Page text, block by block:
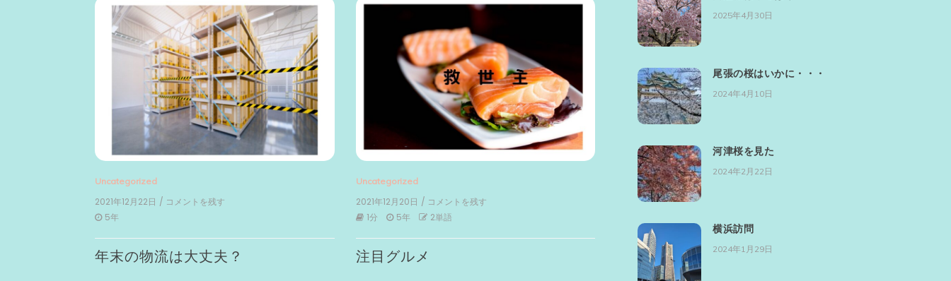
Uncategorized
2021年12月22日 / コメントを残す
の
物
流
5年
年末の物流は大丈夫？
Uncategorized
2021年12月20日 / コメントを残す
グ
1分 5年 2単語
注目グルメ
2025年4月30日
尾張の桜はいかに・・・
2024年4月10日
河津桜を見た
2024年2月22日
横浜訪問
2024年1月29日